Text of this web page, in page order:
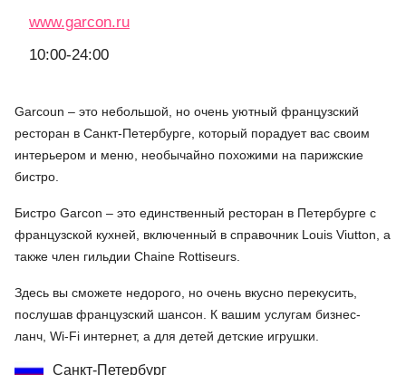
www.garcon.ru
10:00-24:00
Garcoun – это небольшой, но очень уютный французский
ресторан в Санкт-Петербурге, который порадует вас своим
интерьером и меню, необычайно похожими на парижские
бистро.
Бистро Garcon – это единственный ресторан в Петербурге с
французской кухней, включенный в справочник Louis Viutton, а
также член гильдии Chaine Rottiseurs.
Здесь вы сможете недорого, но очень вкусно перекусить,
послушав французский шансон. К вашим услугам бизнес-
ланч, Wi-Fi интернет, а для детей детские игрушки.
Санкт-Петербург